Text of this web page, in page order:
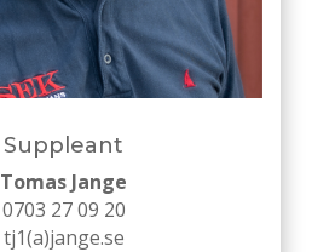
Suppleant
Tomas Jange
0703 27 09 20
tj1(a)jange.se